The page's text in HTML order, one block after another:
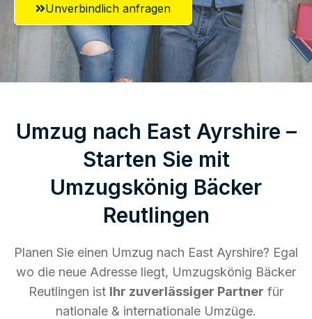
Unverbindlich anfragen
Umzug nach East Ayrshire –
Starten Sie mit
Umzugskönig Bäcker
Reutlingen
Planen Sie einen Umzug nach East Ayrshire? Egal
wo die neue Adresse liegt, Umzugskönig Bäcker
Reutlingen ist Ihr zuverlässiger Partner für
nationale & internationale Umzüge.